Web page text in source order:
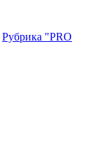
Рубрика "PRO